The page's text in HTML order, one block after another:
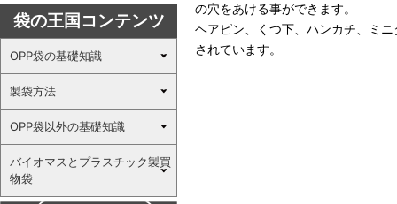
の穴をあける事ができます。
ヘアピン、くつ下、ハンカチ、ミ
されています。
袋の王国コンテンツ
OPP袋の基礎知識
製袋方法
OPP袋以外の基礎知識
バイオマスとプラスチック製買
物袋